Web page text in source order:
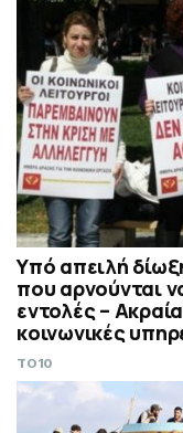
Υπό απειλή
που αρνούνται
εντολές –
κοινωνικές
TO10